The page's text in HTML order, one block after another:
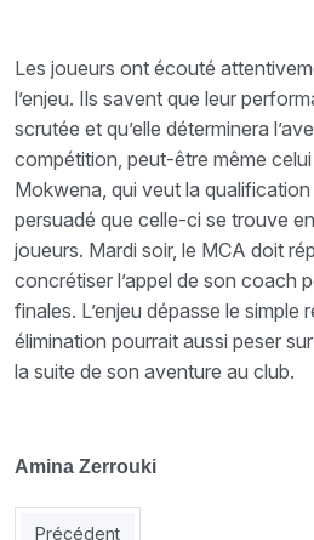
Les joueurs ont écouté
l’enjeu. Ils savent que leur
scrutée et qu’elle déterminera
compétition, peut-être même
Mokwena, qui veut la
persuadé que celle-ci se trouve
joueurs. Mardi soir, le MCA doit
concrétiser l’appel de son coach
finales. L’enjeu dépasse le simple
élimination pourrait aussi peser
la suite de son aventure au club.
Amina Zerrouki
Article précédent : JSK : ce qui a
Précédent